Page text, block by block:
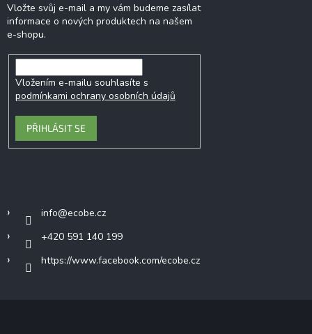
Vložte svůj e-mail a my vám budeme zasílat
informace o nových produktech na našem
e-shopu.
Vložením e-mailu souhlasíte s
podmínkami ochrany osobních údajů
PŘIHLÁSIT SE
info@ecobe.cz
+420 591 140 199
https://www.facebook.com/ecobe.cz